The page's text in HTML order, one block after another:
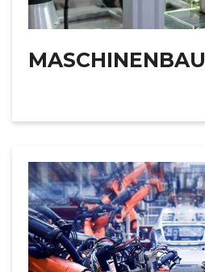
MASCHINENBAU